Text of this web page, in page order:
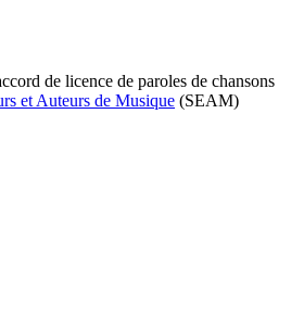
de licence de paroles de chansons
et Auteurs de Musique (SEAM)